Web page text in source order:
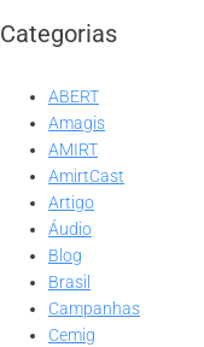
Categorias
ABERT
Amagis
AMIRT
AmirtCast
Artigo
Áudio
Blog
Brasil
Campanhas
Cemig